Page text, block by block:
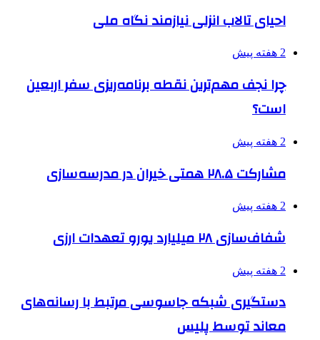
احیای تالاب انزلی نیازمند نگاه ملی
2 هفته پیش
چرا نجف مهم‌ترین نقطه برنامه‌ریزی سفر اربعین
است؟
2 هفته پیش
مشارکت ۲۸.۵ همتی خیران در مدرسه‌سازی
2 هفته پیش
شفاف‌سازی ۲۸ میلیارد یورو تعهدات ارزی
2 هفته پیش
دستگیری شبکه جاسوسی مرتبط با رسانه‌های
معاند توسط پلیس